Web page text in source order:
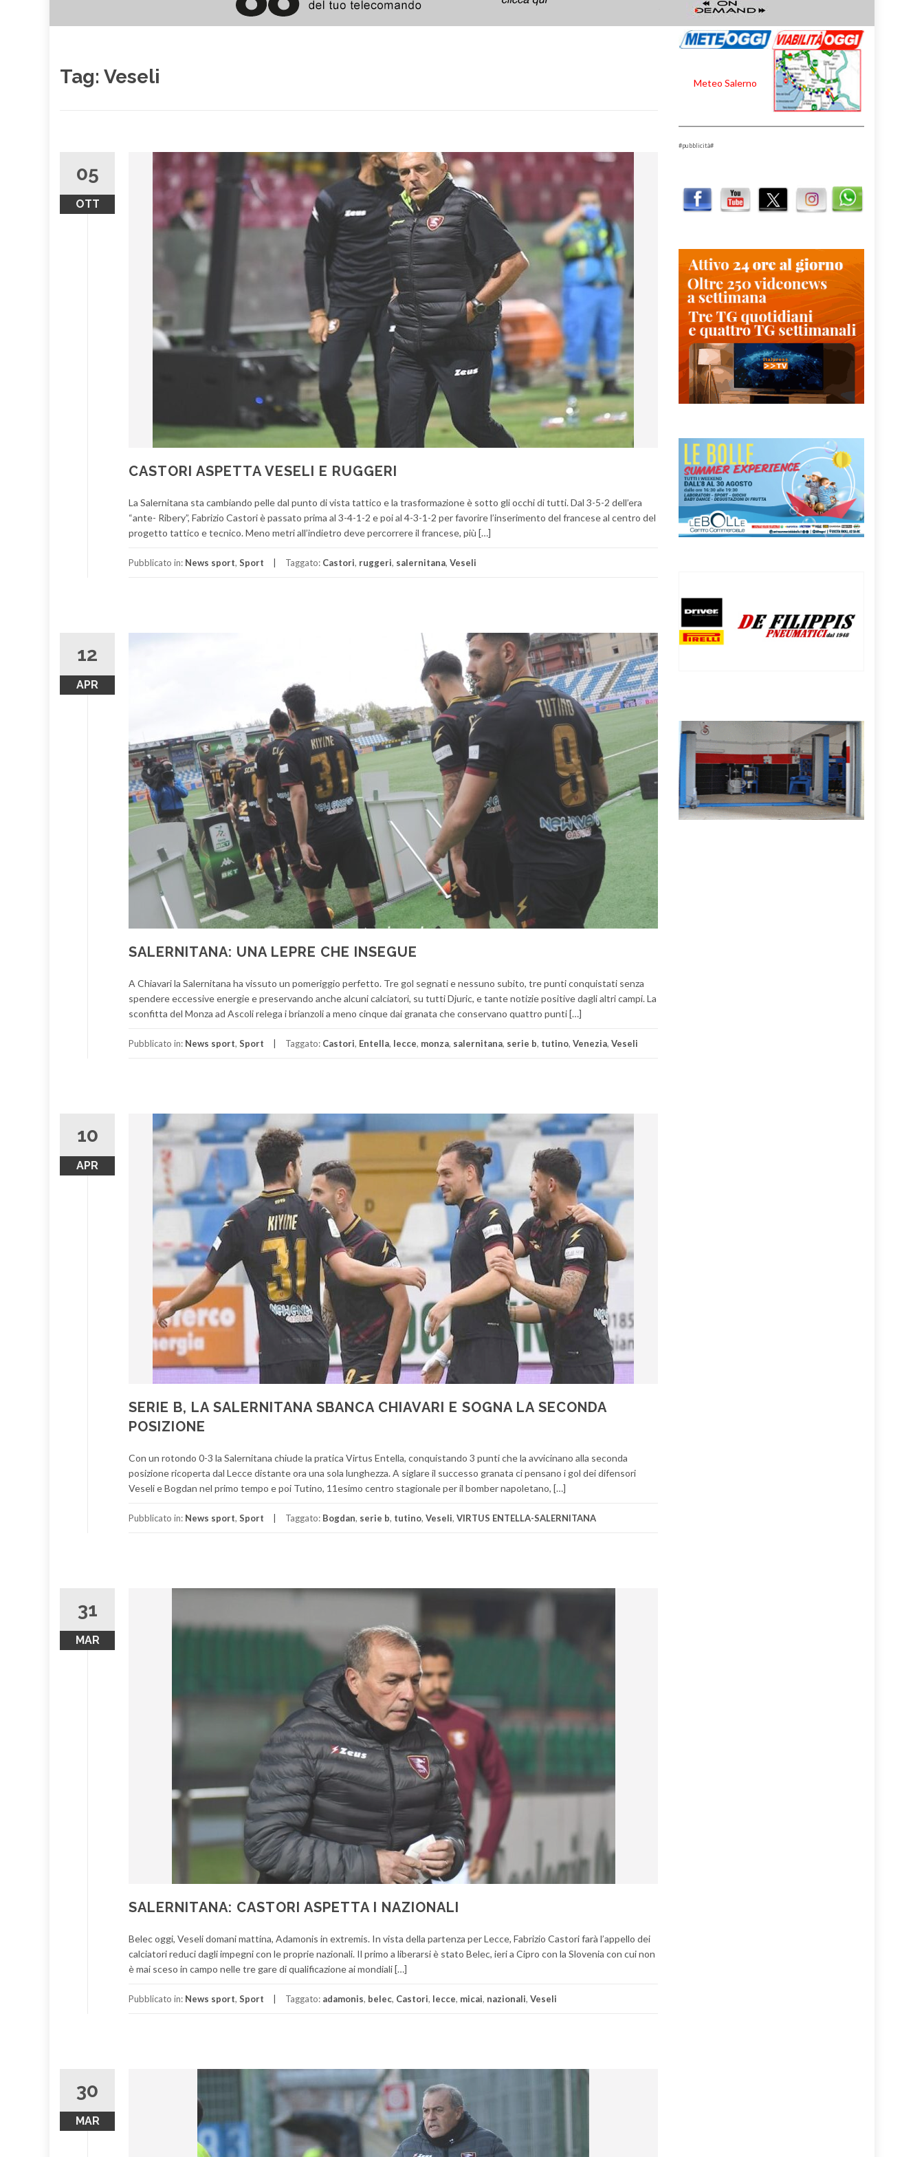
Tag: Veseli
05
OTT
CASTORI ASPETTA VESELI E RUGGERI
La Salernitana sta cambiando pelle dal punto di vista tattico e la trasformazione è sotto gli occhi di tutti. Dal 3-5-2 dell’era
“ante- Ribery”, Fabrizio Castori è passato prima al 3-4-1-2 e poi al 4-3-1-2 per favorire l’inserimento del francese al centro del
progetto tattico e tecnico. Meno metri all’indietro deve percorrere il francese, più […]
Pubblicato in: News sport, Sport Taggato: Castori, ruggeri, salernitana, Veseli
12
APR
SALERNITANA: UNA LEPRE CHE INSEGUE
A Chiavari la Salernitana ha vissuto un pomeriggio perfetto. Tre gol segnati e nessuno subito, tre punti conquistati senza
spendere eccessive energie e preservando anche alcuni calciatori, su tutti Djuric, e tante notizie positive dagli altri campi. La
sconfitta del Monza ad Ascoli relega i brianzoli a meno cinque dai granata che conservano quattro punti […]
Pubblicato in: News sport, Sport Taggato: Castori, Entella, lecce, monza, salernitana, serie b, tutino, Venezia, Veseli
10
APR
SERIE B, LA SALERNITANA SBANCA CHIAVARI E SOGNA LA SECONDA
POSIZIONE
Con un rotondo 0-3 la Salernitana chiude la pratica Virtus Entella, conquistando 3 punti che la avvicinano alla seconda
posizione ricoperta dal Lecce distante ora una sola lunghezza. A siglare il successo granata ci pensano i gol dei difensori
Veseli e Bogdan nel primo tempo e poi Tutino, 11esimo centro stagionale per il bomber napoletano, […]
Pubblicato in: News sport, Sport Taggato: Bogdan, serie b, tutino, Veseli, VIRTUS ENTELLA-SALERNITANA
31
MAR
SALERNITANA: CASTORI ASPETTA I NAZIONALI
Belec oggi, Veseli domani mattina, Adamonis in extremis. In vista della partenza per Lecce, Fabrizio Castori farà l’appello dei
calciatori reduci dagli impegni con le proprie nazionali. Il primo a liberarsi è stato Belec, ieri a Cipro con la Slovenia con cui non
è mai sceso in campo nelle tre gare di qualificazione ai mondiali […]
Pubblicato in: News sport, Sport Taggato: adamonis, belec, Castori, lecce, micai, nazionali, Veseli
30
MAR
Meteo Salerno
#pubblicità#